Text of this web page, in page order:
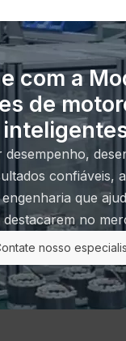
com a
de
confiáveis,
que
destacarem no
nosso